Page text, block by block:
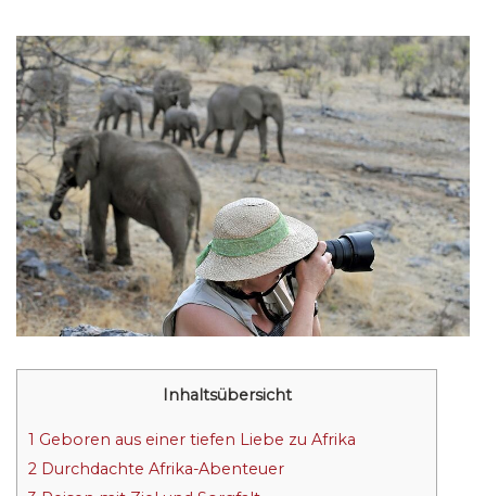
Inhaltsübersicht
1 Geboren aus einer tiefen Liebe zu Afrika
2 Durchdachte Afrika-Abenteuer